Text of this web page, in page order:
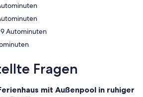
Pirna - ‬9 Autominuten
Eiscafe - ‬8 Autominuten
‪Zum Bettelmönch - ‬9 Autominuten
- ‬9 Autominuten
Fragen
mit Außenpool in ruhiger